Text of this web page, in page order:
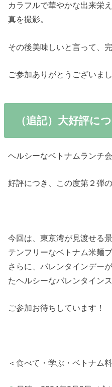
カラフルで華やかな出来栄
真を撮影。
その後美味しいと言って、
ご参加ありがとうございまし
（追記）大好評に
ヘルシーなベトナムランチ会
好評につき、この度第２弾
今回は、東京湾が見渡せる
テンフリーなベトナム米麺
さらに、バレンタインデー
たヘルシーなバレンタイン
ご参加お待ちしています！
＜食べて・学ぶ・ベトナム